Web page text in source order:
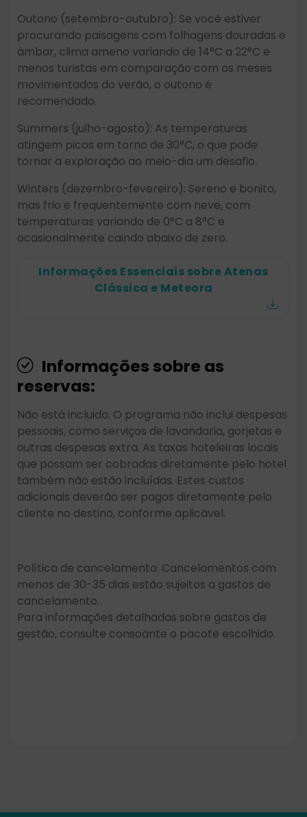
Outono (setembro-outubro): Se você estiver
procurando paisagens com folhagens douradas e
âmbar, clima ameno variando de 14°C a 22°C e
menos turistas em comparação com os meses
movimentados do verão, o outono é
recomendado.
Summers (julho-agosto): As temperaturas
atingem picos em torno de 30°C, o que pode
tornar a exploração ao meio-dia um desafio.
Winters (dezembro-fevereiro): Sereno e bonito,
mas frio e frequentemente com neve, com
temperaturas variando de 0°C a 8°C e
ocasionalmente caindo abaixo de zero.
Informações Essenciais sobre Atenas
Clássica e Meteora
Informações sobre as
reservas:
Não está incluido: O programa não inclui despesas
pessoais, como serviços de lavandaria, gorjetas e
outras despesas extra. As taxas hoteleiras locais
que possam ser cobradas diretamente pelo hotel
também não estão incluídas. Estes custos
adicionais deverão ser pagos diretamente pelo
cliente no destino, conforme aplicável.
Política de cancelamento: Cancelamentos com
menos de 30-35 dias estão sujeitos a gastos de
cancelamento.
Para informações detalhadas sobre gastos de
gestão, consulte consoante o pacote escolhido.